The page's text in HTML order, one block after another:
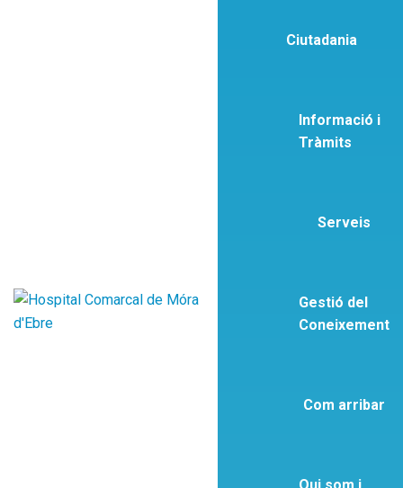
Ciutadania
Informació i
Tràmits
Serveis
Gestió del
Coneixement
Com arribar